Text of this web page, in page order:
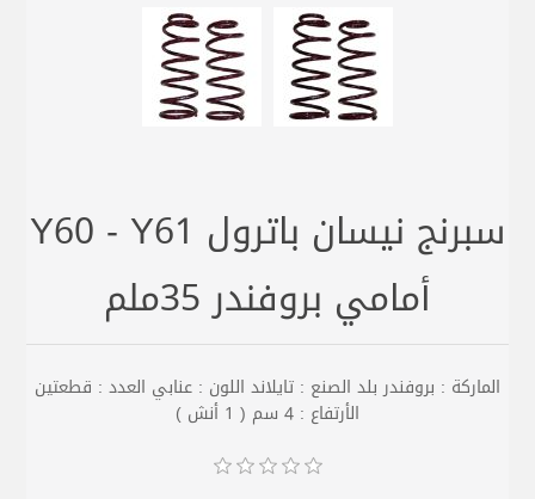
سبرنج نيسان باترول Y60 - Y61
أمامي بروفندر 35ملم
الماركة : بروفندر بلد الصنع : تايلاند اللون : عنابي العدد : قطعتين
الأرتفاع : 4 سم ( 1 أنش )